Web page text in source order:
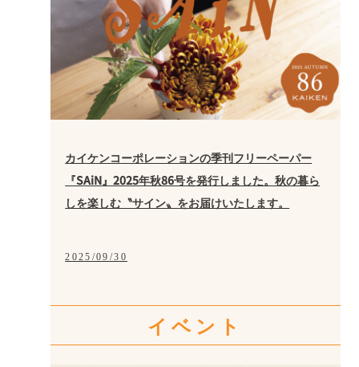
カイケンコーポレーションの季刊フリーペーパー
『SAiN』2025年秋86号を発行しました。秋の暮ら
しを楽しむ〝サイン〟をお届けいたします。
2025/09/30
イベント